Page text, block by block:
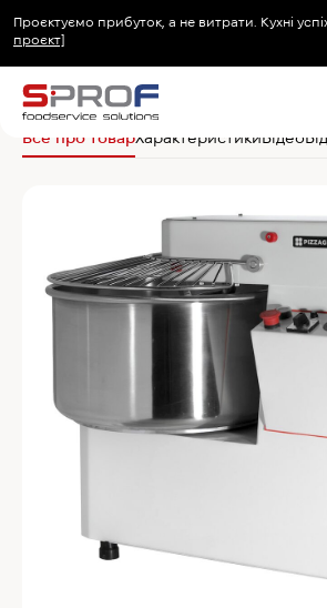
Проєктуємо прибуток, а не витрати. Кухні
проєкт]
Холодильник
Популярні категорії
Печі та пароконвектомати
Холодильне та Морозильне
Овочерізки професійні
Хімія для пароконвектоматів
Хімія для посудомийних машин
Головна Електромеханічне обладнання
Все про товарХарактеристикиВідео